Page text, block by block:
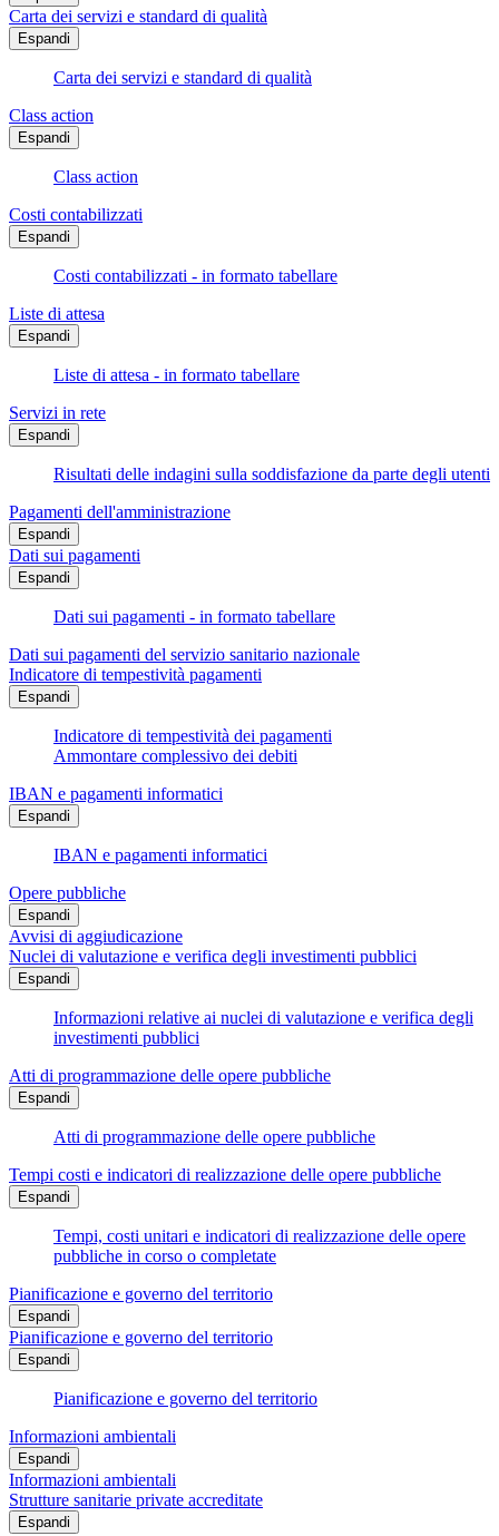
Carta dei servizi e standard di qualità
Espandi
Carta dei servizi e standard di qualità
Class action
Espandi
Class action
Costi contabilizzati
Espandi
Costi contabilizzati - in formato tabellare
Liste di attesa
Espandi
Liste di attesa - in formato tabellare
Servizi in rete
Espandi
Risultati delle indagini sulla soddisfazione da parte degli utenti
Pagamenti dell'amministrazione
Espandi
Dati sui pagamenti
Espandi
Dati sui pagamenti - in formato tabellare
Dati sui pagamenti del servizio sanitario nazionale
Indicatore di tempestività pagamenti
Espandi
Indicatore di tempestività dei pagamenti
Ammontare complessivo dei debiti
IBAN e pagamenti informatici
Espandi
IBAN e pagamenti informatici
Opere pubbliche
Espandi
Avvisi di aggiudicazione
Nuclei di valutazione e verifica degli investimenti pubblici
Espandi
Informazioni relative ai nuclei di valutazione e verifica degli
investimenti pubblici
Atti di programmazione delle opere pubbliche
Espandi
Atti di programmazione delle opere pubbliche
Tempi costi e indicatori di realizzazione delle opere pubbliche
Espandi
Tempi, costi unitari e indicatori di realizzazione delle opere
pubbliche in corso o completate
Pianificazione e governo del territorio
Espandi
Pianificazione e governo del territorio
Espandi
Pianificazione e governo del territorio
Informazioni ambientali
Espandi
Informazioni ambientali
Strutture sanitarie private accreditate
Espandi